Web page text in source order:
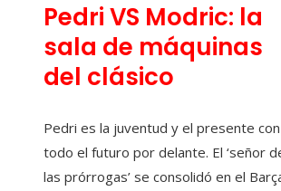
Pedri VS Modric: la
sala de máquinas
del clásico
Pedri es la juventud y el presente con
todo el futuro por delante. El ‘señor
las prórrogas’ se consolidó en el